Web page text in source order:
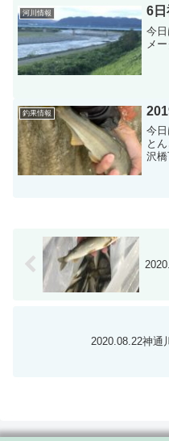
す。
が
河川情報 6日
今
メ
釣果情報
今
と
沢橋
2020.08.22神通